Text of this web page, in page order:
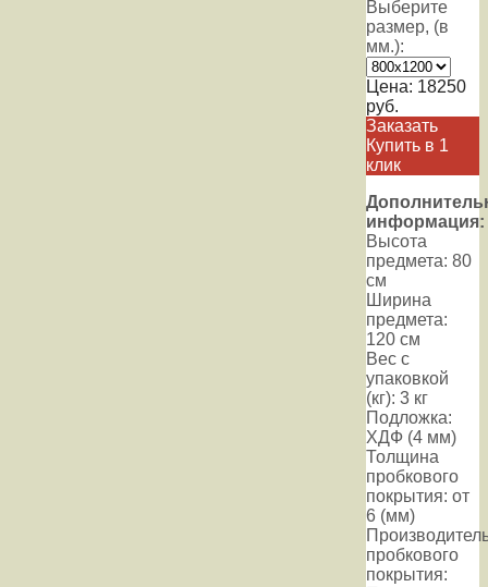
Выберите
размер, (в
мм.):
Цена: 18250
руб.
Заказать
Купить в 1
клик
информация:
Высота
предмета: 80
см
Ширина
предмета:
120 см
Вес с
упаковкой
(кг): 3 кг
Подложка:
ХДФ (4 мм)
Толщина
пробкового
покрытия: от
6 (мм)
пробкового
покрытия: